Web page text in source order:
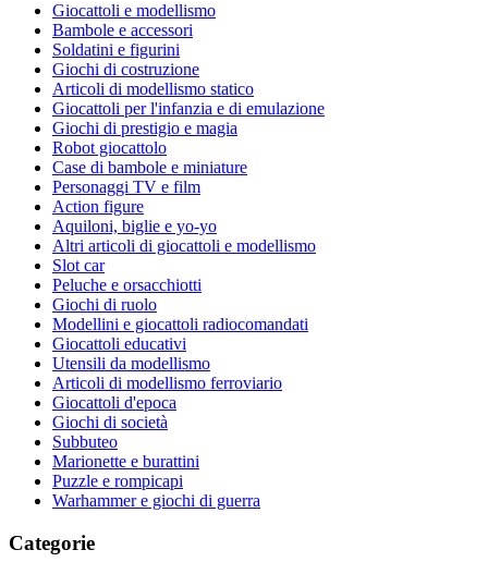
Giocattoli e modellismo
Bambole e accessori
Soldatini e figurini
Giochi di costruzione
Articoli di modellismo statico
Giocattoli per l'infanzia e di emulazione
Giochi di prestigio e magia
Robot giocattolo
Case di bambole e miniature
Personaggi TV e film
Action figure
Aquiloni, biglie e yo-yo
Altri articoli di giocattoli e modellismo
Slot car
Peluche e orsacchiotti
Giochi di ruolo
Modellini e giocattoli radiocomandati
Giocattoli educativi
Utensili da modellismo
Articoli di modellismo ferroviario
Giocattoli d'epoca
Giochi di società
Subbuteo
Marionette e burattini
Puzzle e rompicapi
Warhammer e giochi di guerra
Categorie